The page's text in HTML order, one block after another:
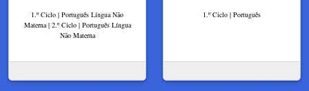
1.º Ciclo | Português Língua Não
Materna | 2.º Ciclo | Português Língua
Não Materna
1.º Ciclo | Português